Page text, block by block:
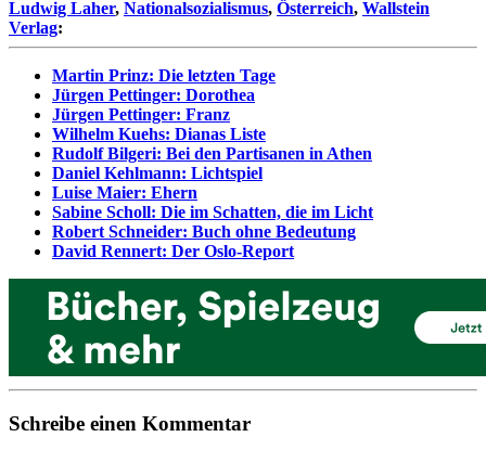
Ludwig Laher, Nationalsozialismus, Österreich, Wallstein
Verlag:
Martin Prinz: Die letzten Tage
Jürgen Pettinger: Dorothea
Jürgen Pettinger: Franz
Wilhelm Kuehs: Dianas Liste
Rudolf Bilgeri: Bei den Partisanen in Athen
Daniel Kehlmann: Lichtspiel
Luise Maier: Ehern
Sabine Scholl: Die im Schatten, die im Licht
Robert Schneider: Buch ohne Bedeutung
David Rennert: Der Oslo-Report
Schreibe einen Kommentar